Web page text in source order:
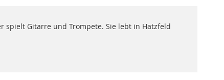
spielt Gitarre und Trompete. Sie lebt in Hatzfeld